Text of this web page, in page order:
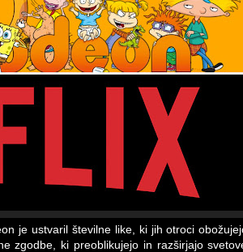
je ustvaril številne like, ki jih otroci
zgodbe, ki preoblikujejo in razširjajo